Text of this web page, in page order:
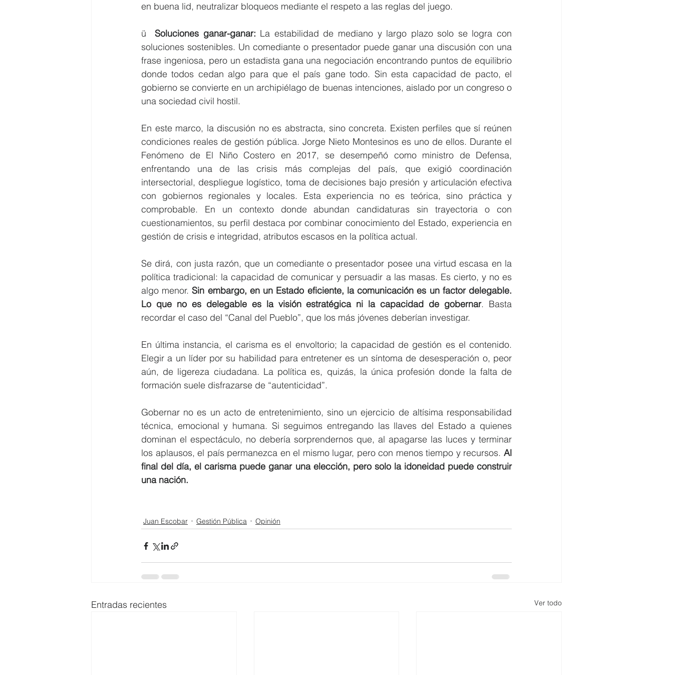
en buena lid, neutralizar bloqueos mediante el respeto a las reglas del juego.
ü Soluciones ganar-ganar: La estabilidad de mediano y largo plazo solo se logra con
soluciones sostenibles. Un comediante o presentador puede ganar una discusión con una
frase ingeniosa, pero un estadista gana una negociación encontrando puntos de equilibrio
donde todos cedan algo para que el país gane todo. Sin esta capacidad de pacto, el
gobierno se convierte en un archipiélago de buenas intenciones, aislado por un congreso o
una sociedad civil hostil.
En este marco, la discusión no es abstracta, sino concreta. Existen perfiles que sí reúnen
condiciones reales de gestión pública. Jorge Nieto Montesinos es uno de ellos. Durante el
Fenómeno de El Niño Costero en 2017, se desempeñó como ministro de Defensa,
enfrentando una de las crisis más complejas del país, que exigió coordinación
intersectorial, despliegue logístico, toma de decisiones bajo presión y articulación efectiva
con gobiernos regionales y locales. Esta experiencia no es teórica, sino práctica y
comprobable. En un contexto donde abundan candidaturas sin trayectoria o con
cuestionamientos, su perfil destaca por combinar conocimiento del Estado, experiencia en
gestión de crisis e integridad, atributos escasos en la política actual.
Se dirá, con justa razón, que un comediante o presentador posee una virtud escasa en la
política tradicional: la capacidad de comunicar y persuadir a las masas. Es cierto, y no es
algo menor. Sin embargo, en un Estado eficiente, la comunicación es un factor delegable.
Lo que no es delegable es la visión estratégica ni la capacidad de gobernar. Basta
recordar el caso del “Canal del Pueblo”, que los más jóvenes deberían investigar.
En última instancia, el carisma es el envoltorio; la capacidad de gestión es el contenido.
Elegir a un líder por su habilidad para entretener es un síntoma de desesperación o, peor
aún, de ligereza ciudadana. La política es, quizás, la única profesión donde la falta de
formación suele disfrazarse de “autenticidad”.
Gobernar no es un acto de entretenimiento, sino un ejercicio de altísima responsabilidad
técnica, emocional y humana. Si seguimos entregando las llaves del Estado a quienes
dominan el espectáculo, no debería sorprendernos que, al apagarse las luces y terminar
los aplausos, el país permanezca en el mismo lugar, pero con menos tiempo y recursos. Al
final del día, el carisma puede ganar una elección, pero solo la idoneidad puede construir
una nación.
Juan Escobar Gestión Pública Opinión
Entradas recientes Ver todo